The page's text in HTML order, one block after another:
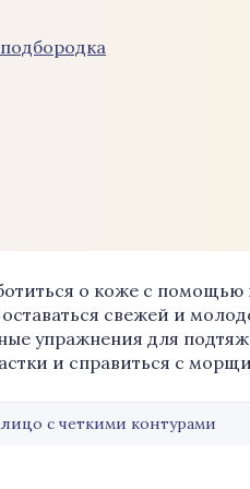
о коже с помощью
свежей и
упражнения для
и справиться с
с четкими контурами